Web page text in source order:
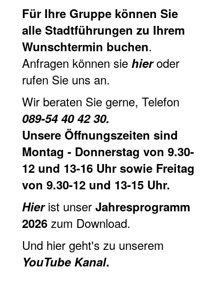
Für Ihre Gruppe können Sie
alle Stadtführungen zu Ihrem
Wunschtermin buchen.
Anfragen können sie hier oder
rufen Sie uns an.
Wir beraten Sie gerne, Telefon
089-54 40 42 30.
Unsere Öffnungszeiten sind
Montag - Donnerstag von 9.30-
12 und 13-16 Uhr sowie Freitag
von 9.30-12 und 13-15 Uhr.
Hierist unser Jahresprogramm
2026 zum Download.
Und hier geht's zu unserem
YouTube Kanal.